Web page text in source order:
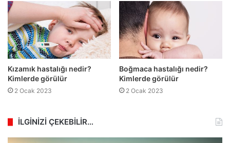
Kızamık hastalığı nedir?
Kimlerde görülür
2 Ocak 2023
Boğmaca hastalığı nedir?
Kimlerde görülür
2 Ocak 2023
İLGİNİZİ ÇEKEBİLİR…